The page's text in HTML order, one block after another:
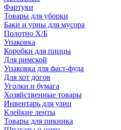
Фартуки
Товары для уборки
Баки и урны для мусора
Полотно Х/Б
Упаковка
Коробки для пиццы
Для римской
Упаковка для фаст-фуда
Для хот догов
Уголки и бумага
Хозяйственные товары
Инвентарь для улиц
Клейкие ленты
Товары для пикника